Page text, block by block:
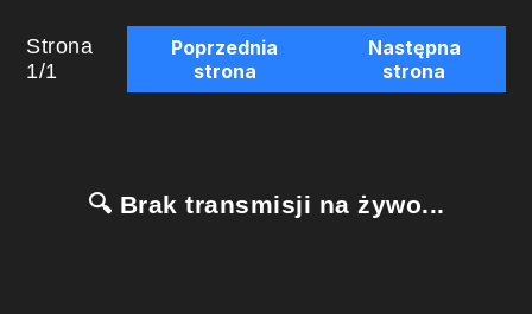
Strona
1/1
Poprzednia
strona
Następna
strona
🔍 Brak transmisji na żywo...